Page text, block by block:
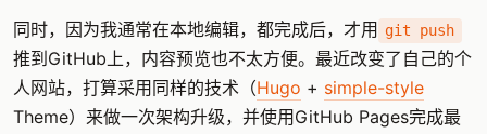
同时，因为我通常在本地编辑，都完成后，才用 git push
推到GitHub上，内容预览也不太方便。最近改变了自己的个
人网站，打算采用同样的技术（Hugo + simple-style
Theme）来做一次架构升级，并使用GitHub Pages完成最